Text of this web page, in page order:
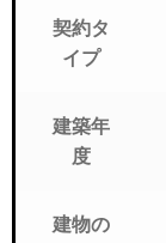
契約タ
イプ
建築年
度
建物の